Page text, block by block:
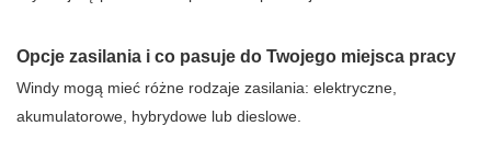
Opcje zasilania i co pasuje do Twojego miejsca pracy
Windy mogą mieć różne rodzaje zasilania: elektryczne,
akumulatorowe, hybrydowe lub dieslowe.